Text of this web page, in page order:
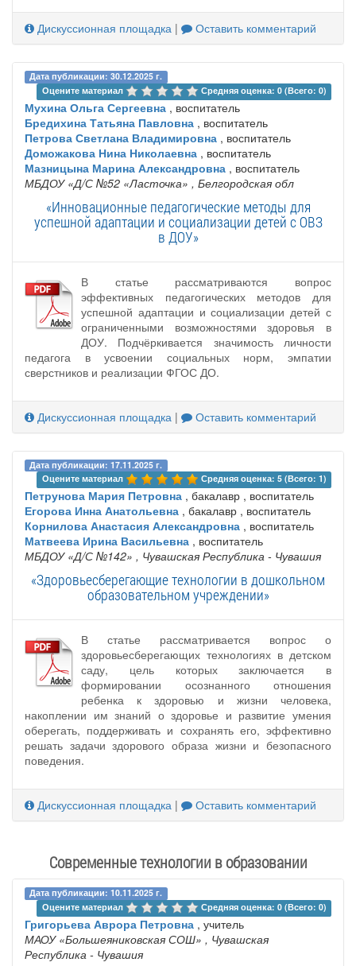
Дискуссионная площадка | Оставить комментарий
Дата публикации: 30.12.2025 г.
Оцените материал
Средняя оценка: 0 (Всего: 0)
Мухина Ольга Сергеевна , воспитатель
Бредихина Татьяна Павловна , воспитатель
Петрова Светлана Владимировна , воспитатель
Доможакова Нина Николаевна , воспитатель
Мазницына Марина Александровна , воспитатель
МБДОУ «Д/С №52 «Ласточка» , Белгородская обл
«Инновационные педагогические методы для
успешной адаптации и социализации детей с ОВЗ
в ДОУ»
В статье рассматриваются вопрос
эффективных педагогических методов для
успешной адаптации и социализации детей с
ограниченными возможностями здоровья в
ДОУ. Подчёркивается значимость личности
педагога в усвоении социальных норм, эмпатии
сверстников и реализации ФГОС ДО.
Дискуссионная площадка | Оставить комментарий
Дата публикации: 17.11.2025 г.
Оцените материал
Средняя оценка: 5 (Всего: 1)
Петрунова Мария Петровна , бакалавр , воспитатель
Егорова Инна Анатольевна , бакалавр , воспитатель
Корнилова Анастасия Александровна , воспитатель
Матвеева Ирина Васильевна , воспитатель
МБДОУ «Д/С №142» , Чувашская Республика - Чувашия
«Здоровьесберегающие технологии в дошкольном
образовательном учреждении»
В статье рассматривается вопрос о
здоровьесберегающих технологиях в детском
саду, цель которых заключается в
формировании осознанного отношения
ребенка к здоровью и жизни человека,
накоплении им знаний о здоровье и развитие умения
оберегать, поддерживать и сохранять его, эффективно
решать задачи здорового образа жизни и безопасного
поведения.
Дискуссионная площадка | Оставить комментарий
Современные технологии в образовании
Дата публикации: 10.11.2025 г.
Оцените материал
Средняя оценка: 0 (Всего: 0)
Григорьева Аврора Петровна , учитель
МАОУ «Большеяниковская СОШ» , Чувашская
Республика - Чувашия